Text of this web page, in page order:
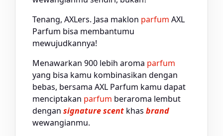
Tenang, AXLers. Jasa maklon parfum AXL
Parfum bisa membantumu
mewujudkannya!
Menawarkan 900 lebih aroma parfum
yang bisa kamu kombinasikan dengan
bebas, bersama AXL Parfum kamu dapat
menciptakan parfum beraroma lembut
dengan signature scent khas brand
wewangianmu.